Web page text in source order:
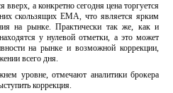
а конкретно сегодня цена торгуется
скользящих EMA, что является ярким
на рынке. Практически так же, как и
у нулевой отметки, а это может
на рынке и возможной коррекции,
всего дня.
уровне, отмечают аналитики брокера
коррекция.